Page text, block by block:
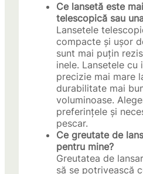
Ce lansetă este
telescopică sau
Lansetele
compacte și ușor
sunt mai puțin
inele. Lansetele cu
precizie mai mare
durabilitate mai
voluminoase.
preferințele și
pescar.
Ce greutate de
pentru mine?
Greutatea de
să se potrivească